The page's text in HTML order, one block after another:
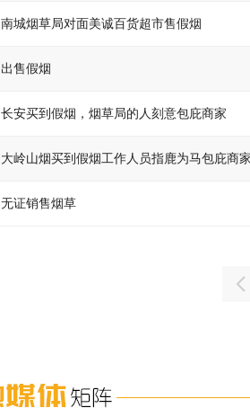
南城烟草局对面美诚百货超市售假烟
出售假烟
长安买到假烟，烟草局的人刻意包庇商家
大岭山烟买到假烟工作人员指鹿为马包庇商家
无证销售烟草